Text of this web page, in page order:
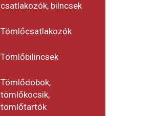
csatlakozók, bilncsek
Tömlőcsatlakozók
Tömlőbilincsek
Tömlődobok,
tömlőkocsik,
tömlőtartók